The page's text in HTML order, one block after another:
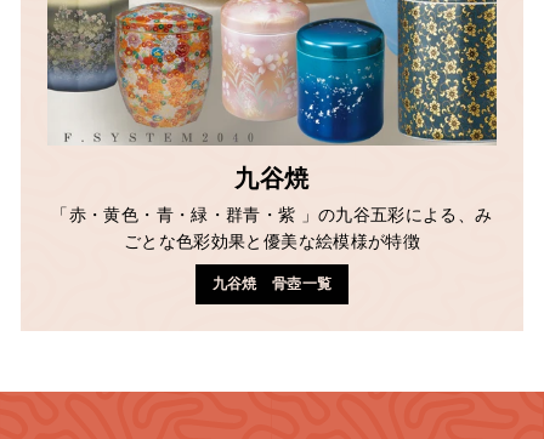
九谷焼
「赤・黄色・青・緑・群青・紫 」の九谷五彩による、み
ごとな色彩効果と優美な絵模様が特徴
九谷焼 骨壺一覧